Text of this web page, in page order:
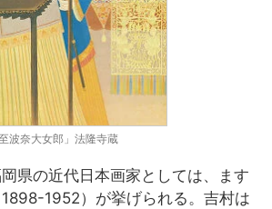
波奈大女郎」法隆寺蔵
県の近代日本画家としては、ます
1952）が挙げられる。吉村は